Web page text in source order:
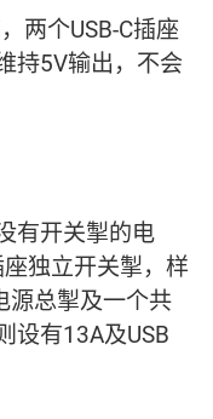
两个USB-C插座
持5V输出，不会
有开关掣的电
独立开关掣，样
源总掣及一个共
设有13A及USB